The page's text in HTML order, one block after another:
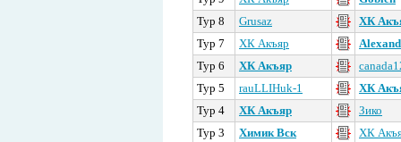
Тур 8
Grusaz
ХК
Тур 7
ХК Акъяр
Тур 6
ХК Акъяр
Тур 5
rauLLIHuk-1
ХК
Тур 4
ХК Акъяр
Зико
Тур 3
Химик Вск
ХК